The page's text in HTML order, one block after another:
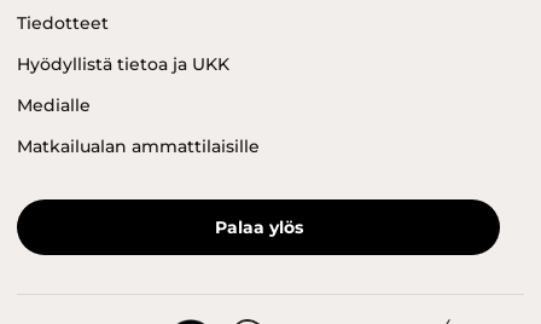
Tiedotteet
Hyödyllistä tietoa ja UKK
Medialle
Matkailualan ammattilaisille
Palaa ylös